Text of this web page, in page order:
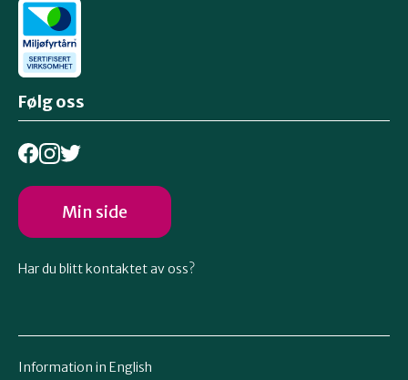
Følg oss
Min side
Har du blitt kontaktet av oss?
Information in English